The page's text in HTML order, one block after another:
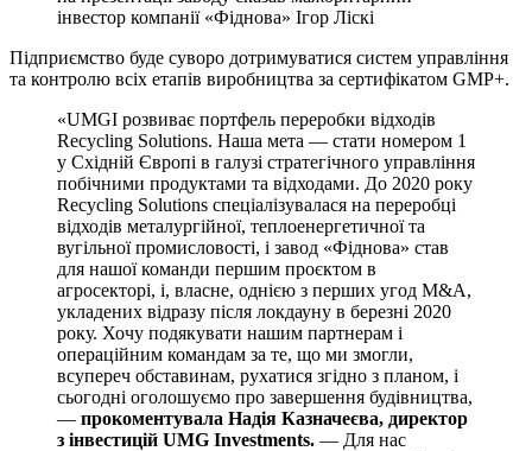
інвестор компанії «Фіднова» Ігор Ліскі
Підприємство буде суворо дотримуватися систем управління
та контролю всіх етапів виробництва за сертифікатом GMP+.
«UMGI розвиває портфель переробки відходів
Recycling Solutions. Наша мета — стати номером 1
у Східній Європі в галузі стратегічного управління
побічними продуктами та відходами. До 2020 року
Recycling Solutions спеціалізувалася на переробці
відходів металургійної, теплоенергетичної та
вугільної промисловості, і завод «Фіднова» став
для нашої команди першим проєктом в
агросекторі, і, власне, однією з перших угод M&A,
укладених відразу після локдауну в березні 2020
року. Хочу подякувати нашим партнерам і
операційним командам за те, що ми змогли,
всупереч обставинам, рухатися згідно з планом, і
сьогодні оголошуємо про завершення будівництва,
— прокоментувала Надія Казначеєва, директор
з інвестицій UMG Investments. — Для нас